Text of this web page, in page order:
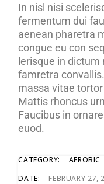
In nisl nisi
fermentum dui
aenean pharetra
congue eu con
lerisque in dictum
famretra
massa vitae
Mattis rhoncus
Faucibus in
euod.
CATEGORY:
AEROBIC
DATE:
FEBRUARY 27,